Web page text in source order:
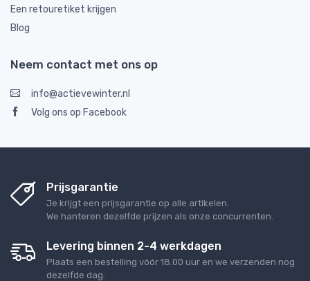
Een retouretiket krijgen
Blog
Neem contact met ons op
info@actievewinter.nl
Volg ons op Facebook
Prijsgarantie
Je krijgt een prijsgarantie op alle artikelen.
We hanteren dezelfde prijzen als onze concurrenten.
Levering binnen 2-4 werkdagen
Plaats een bestelling vóór 18.00 uur en we verzenden nog
dezelfde dag.